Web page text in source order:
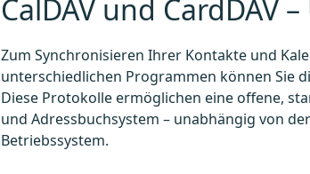
CalDAV und CardDAV
Zum Synchronisieren Ihrer Kontakte und
unterschiedlichen Programmen können Sie
Diese Protokolle ermöglichen eine offene,
und Adressbuchsystem – unabhängig von
Betriebssystem.